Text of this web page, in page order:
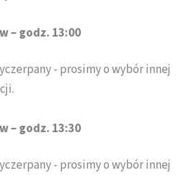
– godz. 13:00
- prosimy o wybór innej
– godz. 13:30
- prosimy o wybór innej